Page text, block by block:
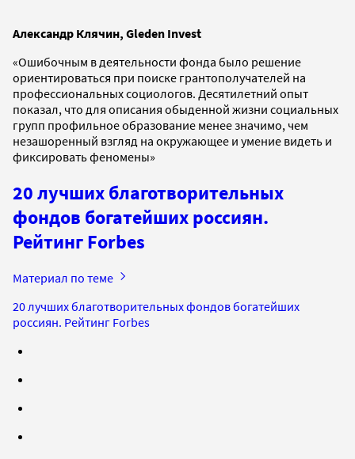
Александр Клячин, Gleden Invest
«Ошибочным в деятельности фонда было решение
ориентироваться при поиске грантополучателей на
профессиональных социологов. Десятилетний опыт
показал, что для описания обыденной жизни социальных
групп профильное образование менее значимо, чем
незашоренный взгляд на окружающее и умение видеть и
фиксировать феномены»
20 лучших благотворительных
фондов богатейших россиян.
Рейтинг Forbes
Материал по теме
20 лучших благотворительных фондов богатейших
россиян. Рейтинг Forbes